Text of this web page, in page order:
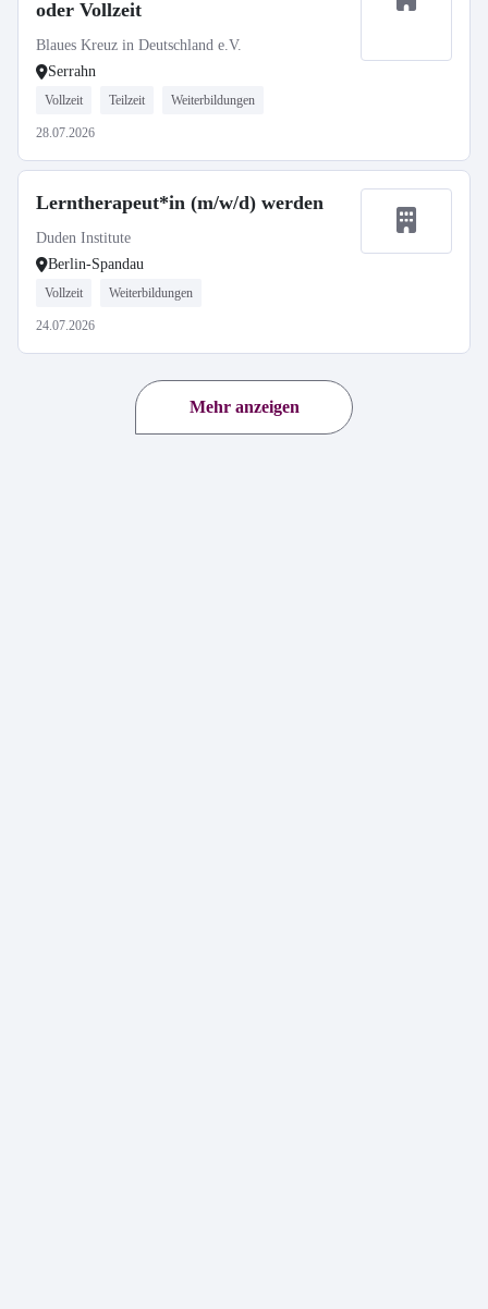
oder Vollzeit
Blaues Kreuz in Deutschland e.V.
Serrahn
Vollzeit Teilzeit Weiterbildungen
28.07.2026
Lerntherapeut*in (m/w/d) werden
Duden Institute
Berlin-Spandau
Vollzeit Weiterbildungen
24.07.2026
Mehr anzeigen